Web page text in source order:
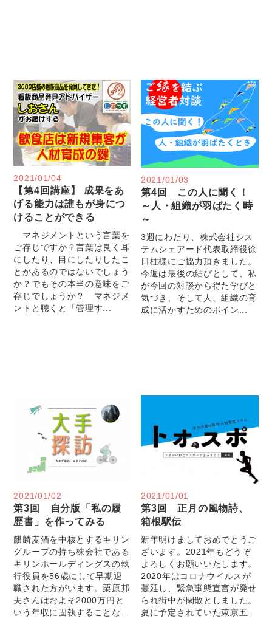
2021/01/04
【第4回講座】 成果をあ
げる能力は誰もが身につ
けることができる
マネジメントという言葉を
ご存じですか？言葉は良く耳
にしたり、目にしたりしたこ
とがあるのではないでしょう
か？でもその本当の意味をご
存じでしょうか？ マネジメ
ントと聴くと「管理す...
2021/01/03
第4回 この人に聞く！
～人・組織が羽ばたく時
～
3週にわたり、株式会社シス
テムシェアード代表取締役徐
日柱様にご協力頂きました。
今週は最後の結びとして、私
が今回の対談から得た学びと
気づき、そして人、組織の育
成に活かすためのポイン...
2021/01/02
第3回 自分版「私の履
歴書」を作ってみる
麒麟麦酒を中核とするキリン
グループの持ち株会社である
キリンホールディングスの執
行役員を56歳にして早期退
職された方がいます。栗原邦
夫さんはおよそ2000万円と
いう年収に固執することな...
2021/01/01
第3回 正月の風物詩、
箱根駅伝
新年明けましておめでとうご
ざいます。2021年もどうぞ
よろしくお願いいたします。
2020年はコロナウイルスが
蔓延し、緊急事態宣言が発せ
られ街中が閑散としました。
夏に予定されていた東京五...